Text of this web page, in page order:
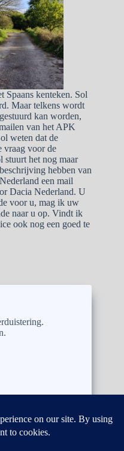
Spaans kenteken. Sol
Maar telkens wordt
kan worden,
van het APK
weten dat de
vraag voor de
stuurt het nog maar
hebben van
een mail
Dacia Nederland. U
voor u, mag ik uw
naar u op. Vindt ik
ook nog een goed te